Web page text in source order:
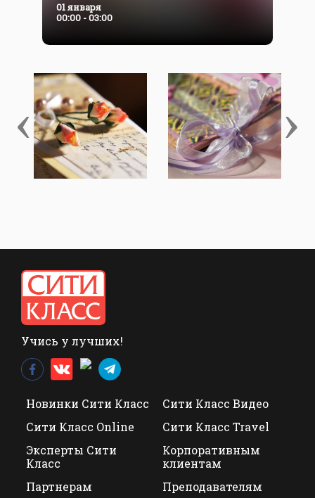
01 января
00:00 - 03:00
‹ ›
Учись у лучших!
Новинки Сити Класс
Сити Класс Видео
Сити Класс Online
Сити Класс Travel
Эксперты Сити
Класс
Корпоративным
клиентам
Партнерам
Преподавателям